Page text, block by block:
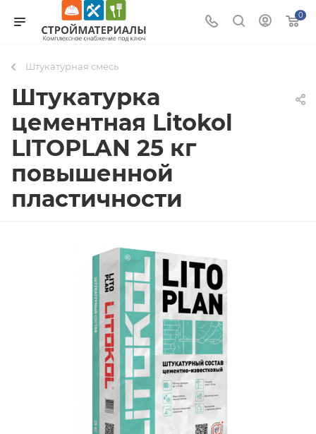
0
Штукатурная смесь
Штукатурка
цементная Litokol
LITOPLAN 25 кг
повышенной
пластичности